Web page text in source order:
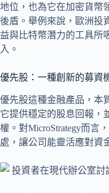
地位，也為它在加密貨幣
後盾。舉例來說，歐洲投
益與比特幣潛力的工具所
入。
優先股：一種創新的募資
優先股這種金融產品，本
它提供穩定的股息回報，
權。對MicroStrategy而言
處，讓公司能靈活應對資